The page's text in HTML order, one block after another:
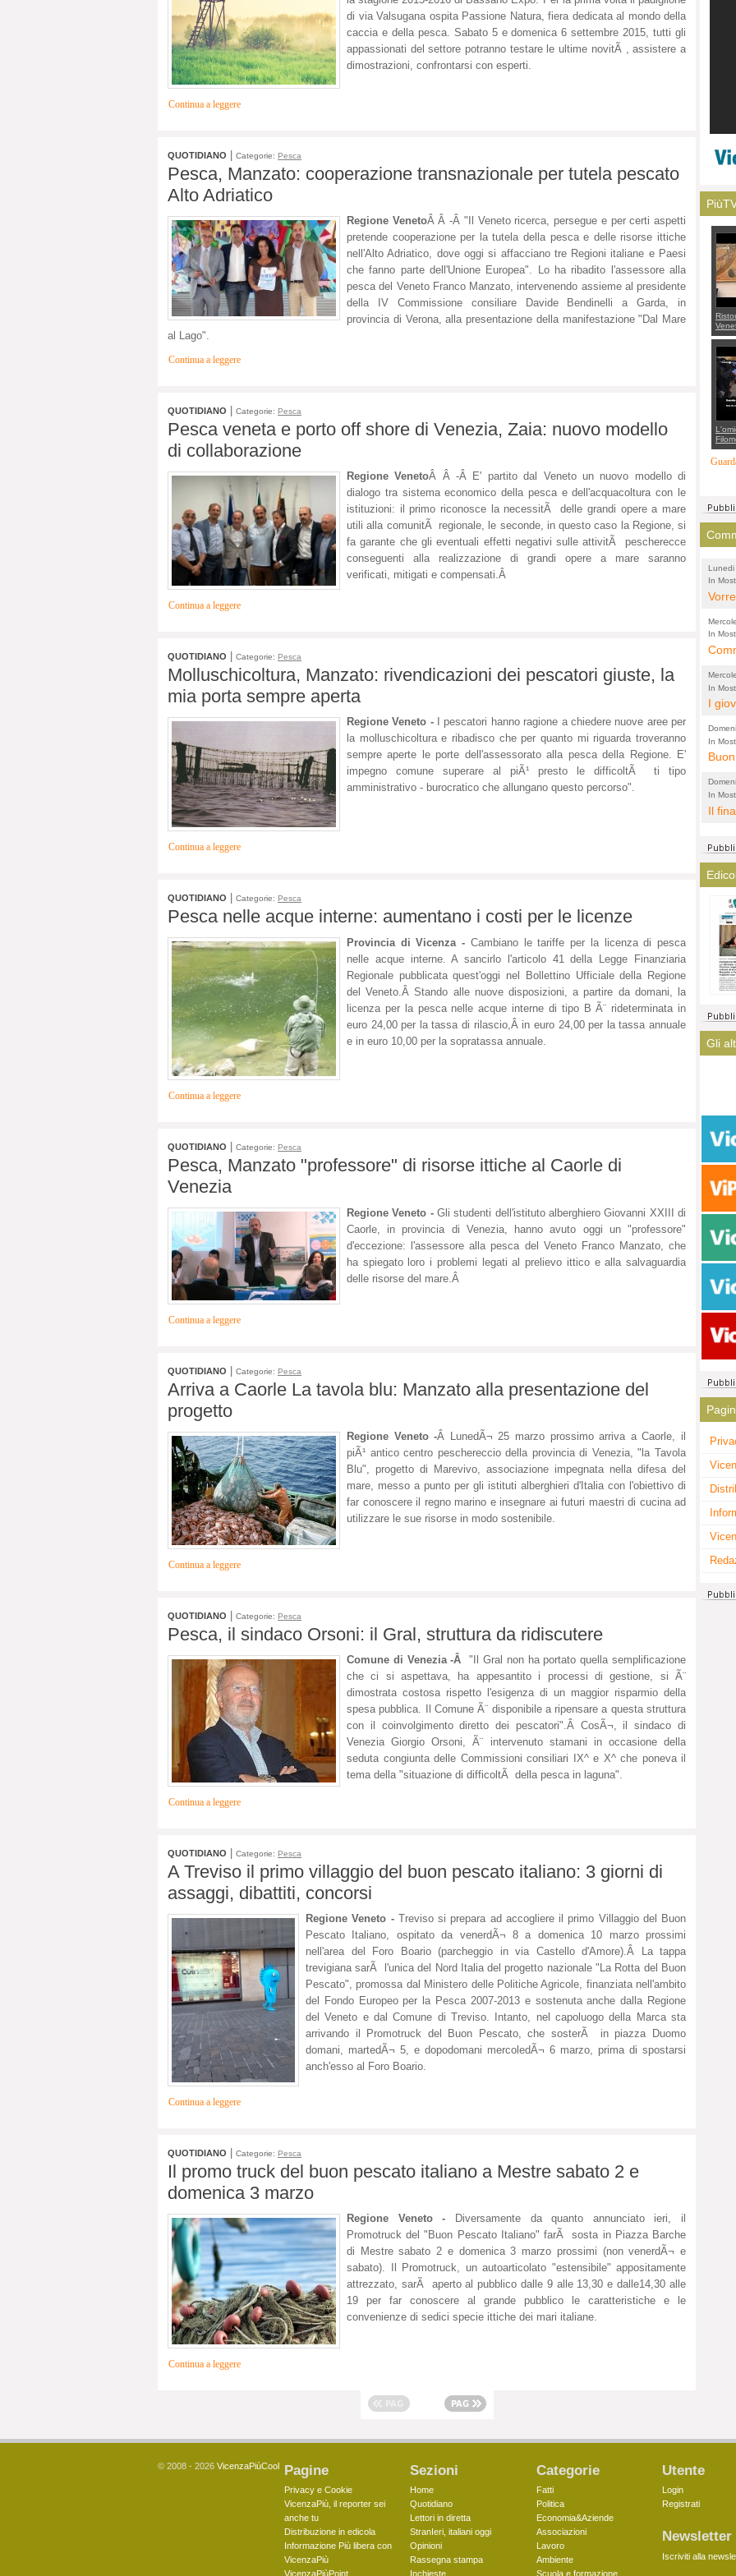
di via Valsugana ospita Passione Natura, fiera dedicata al mondo della
caccia e della pesca. Sabato 5 e domenica 6 settembre 2015, tutti gli
appassionati del settore potranno testare le ultime novitÃ , assistere a
dimostrazioni, confrontarsi con esperti.
Continua a leggere
QUOTIDIANO Categorie: Pesca
Pesca, Manzato: cooperazione transnazionale per tutela pescato
Alto Adriatico
Regione VenetoÂ Â -Â "Il Veneto ricerca, persegue e per certi aspetti
pretende cooperazione per la tutela della pesca e delle risorse ittiche
nell'Alto Adriatico, dove oggi si affacciano tre Regioni italiane e Paesi
che fanno parte dell'Unione Europea". Lo ha ribadito l'assessore alla
pesca del Veneto Franco Manzato, intervenendo assieme al presidente
della IV Commissione consiliare Davide Bendinelli a Garda, in
provincia di Verona, alla presentazione della manifestazione "Dal Mare
al Lago".
Continua a leggere
QUOTIDIANO Categorie: Pesca
Pesca veneta e porto off shore di Venezia, Zaia: nuovo modello
di collaborazione
Regione VenetoÂ Â -Â E' partito dal Veneto un nuovo modello di
dialogo tra sistema economico della pesca e dell'acquacoltura con le
istituzioni: il primo riconosce la necessitÃ delle grandi opere a mare
utili alla comunitÃ regionale, le seconde, in questo caso la Regione, si
fa garante che gli eventuali effetti negativi sulle attivitÃ pescherecce
conseguenti alla realizzazione di grandi opere a mare saranno
verificati, mitigati e compensati.Â
Continua a leggere
QUOTIDIANO Categorie: Pesca
Molluschicoltura, Manzato: rivendicazioni dei pescatori giuste, la
mia porta sempre aperta
Regione Veneto -
I pescatori hanno ragione a chiedere nuove aree per
la molluschicoltura e ribadisco che per quanto mi riguarda troveranno
sempre aperte le porte dell'assessorato alla pesca della Regione. E'
impegno comune superare al piÃ¹ presto le difficoltÃ ti tipo
amministrativo - burocratico che allungano questo percorso".
Continua a leggere
QUOTIDIANO Categorie: Pesca
Pesca nelle acque interne: aumentano i costi per le licenze
Provincia di Vicenza - Cambiano le tariffe per la licenza di pesca
nelle acque interne. A sancirlo l'articolo 41 della Legge Finanziaria
Regionale pubblicata quest'oggi nel Bollettino Ufficiale della Regione
del Veneto.Â Stando alle nuove disposizioni, a partire da domani, la
licenza per la pesca nelle acque interne di tipo B Ã¨ rideterminata in
euro 24,00 per la tassa di rilascio,Â in euro 24,00 per la tassa annuale
e in euro 10,00 per la sopratassa annuale.
Continua a leggere
QUOTIDIANO Categorie: Pesca
Pesca, Manzato "professore" di risorse ittiche al Caorle di
Venezia
Regione Veneto -Gli studenti dell'istituto alberghiero Giovanni XXIII di
Caorle, in provincia di Venezia, hanno avuto oggi un "professore"
d'eccezione: l'assessore alla pesca del Veneto Franco Manzato, che
ha spiegato loro i problemi legati al prelievo ittico e alla salvaguardia
delle risorse del mare.Â
Continua a leggere
QUOTIDIANO Categorie: Pesca
Arriva a Caorle La tavola blu: Manzato alla presentazione del
progetto
Regione Veneto -Â LunedÃ¬ 25 marzo prossimo arriva a Caorle, il
piÃ¹ antico centro peschereccio della provincia di Venezia, "la Tavola
Blu", progetto di Marevivo, associazione impegnata nella difesa del
mare, messo a punto per gli istituti alberghieri d'Italia con l'obiettivo di
far conoscere il regno marino e insegnare ai futuri maestri di cucina ad
utilizzare le sue risorse in modo sostenibile.
Continua a leggere
QUOTIDIANO Categorie: Pesca
Pesca, il sindaco Orsoni: il Gral, struttura da ridiscutere
Comune di Venezia -Â
"Il Gral non ha portato quella semplificazione
che ci si aspettava, ha appesantito i processi di gestione, si Ã¨
dimostrata costosa rispetto l'esigenza di un maggior risparmio della
spesa pubblica. Il Comune Ã¨ disponibile a ripensare a questa struttura
con il coinvolgimento diretto dei pescatori".Â CosÃ¬, il sindaco di
Venezia Giorgio Orsoni, Ã¨ intervenuto stamani in occasione della
seduta congiunta delle Commissioni consiliari IX^ e X^ che poneva il
tema della "situazione di difficoltÃ della pesca in laguna".
Continua a leggere
QUOTIDIANO Categorie: Pesca
A Treviso il primo villaggio del buon pescato italiano: 3 giorni di
assaggi, dibattiti, concorsi
Regione Veneto -Treviso si prepara ad accogliere il primo Villaggio del Buon
Pescato Italiano, ospitato da venerdÃ¬ 8 a domenica 10 marzo prossimi
nell'area del Foro Boario (parcheggio in via Castello d'Amore).Â La tappa
trevigiana sarÃ l'unica del Nord Italia del progetto nazionale "La Rotta del Buon
Pescato", promossa dal Ministero delle Politiche Agricole, finanziata nell'ambito
del Fondo Europeo per la Pesca 2007-2013 e sostenuta anche dalla Regione
del Veneto e dal Comune di Treviso. Intanto, nel capoluogo della Marca sta
arrivando il Promotruck del Buon Pescato, che sosterÃ in piazza Duomo
domani, martedÃ¬ 5, e dopodomani mercoledÃ¬ 6 marzo, prima di spostarsi
anch'esso al Foro Boario.
Continua a leggere
QUOTIDIANO Categorie: Pesca
Il promo truck del buon pescato italiano a Mestre sabato 2 e
domenica 3 marzo
Regione Veneto - Diversamente da quanto annunciato ieri, il
Promotruck del "Buon Pescato Italiano" farÃ sosta in Piazza Barche
di Mestre sabato 2 e domenica 3 marzo prossimi (non venerdÃ¬ e
sabato). Il Promotruck, un autoarticolato "estensibile" appositamente
attrezzato, sarÃ aperto al pubblico dalle 9 alle 13,30 e dalle14,30 alle
19 per far conoscere al grande pubblico le caratteristiche e le
convenienze di sedici specie ittiche dei mari italiane.
Continua a leggere
con
Lunedi
In
di
e
alta
In
altre
di
a
ha
In
I
In
In
Il
? La
Gli
© 2008 - 2026 VicenzaPiùCool Pagine
Privacy e Cookie
VicenzaPiù, il reporter sei
anche tu
Distribuzione in edicola
Informazione Più libera con
VicenzaPiù
VicenzaPiùPoint
Sezioni
Home
Quotidiano
Lettori in diretta
StranIeri, italiani oggi
Opinioni
Rassegna stampa
Inchieste
Categorie
Fatti
Politica
Economia&Aziende
Associazioni
Lavoro
Ambiente
Scuola e formazione
Utente
Login
Registrati
Newsletter
Iscriviti alla